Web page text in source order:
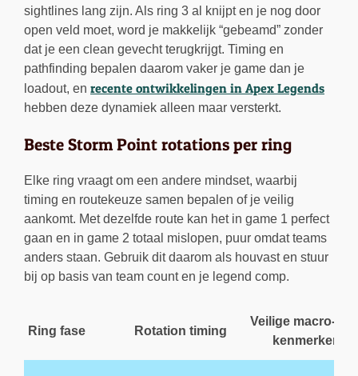
sightlines lang zijn. Als ring 3 al knijpt en je nog door
open veld moet, word je makkelijk “gebeamd” zonder
dat je een clean gevecht terugkrijgt. Timing en
pathfinding bepalen daarom vaker je game dan je
loadout, en recente ontwikkelingen in Apex Legends
hebben deze dynamiek alleen maar versterkt.
Beste Storm Point rotations per ring
Elke ring vraagt om een andere mindset, waarbij
timing en routekeuze samen bepalen of je veilig
aankomt. Met dezelfde route kan het in game 1 perfect
gaan en in game 2 totaal mislopen, puur omdat teams
anders staan. Gebruik dit daarom als houvast en stuur
bij op basis van team count en je legend comp.
Ring fase Rotation timing
Veilige macro-
kenmerken